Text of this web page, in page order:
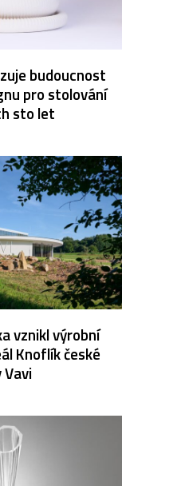
budoucnost
pro stolování
sto let
vznikl výrobní
Knoflík české
Vavi